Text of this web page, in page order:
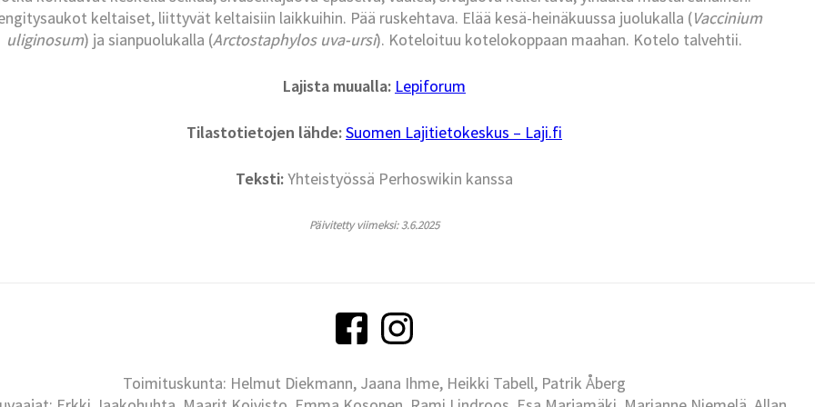
keltaiset, liittyvät keltaisiin laikkuihin. Pää ruskehtava. Elää kesä-heinäkuussa juolukalla (Vaccinium
uliginosum) ja sianpuolukalla (Arctostaphylos uva-ursi). Koteloituu kotelokoppaan maahan. Kotelo talvehtii.
Lajista muualla: Lepiforum
Tilastotietojen lähde:Suomen Lajitietokeskus – Laji.fi
Teksti:Yhteistyössä Perhoswikin kanssa
Päivitetty viimeksi: 3.6.2025
Toimituskunta: Helmut Diekmann, Jaana Ihme, Heikki Tabell, Patrik Åberg